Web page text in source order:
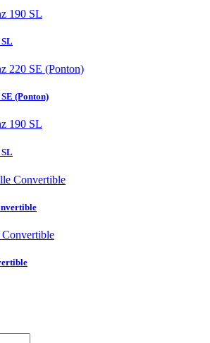
(Ponton)